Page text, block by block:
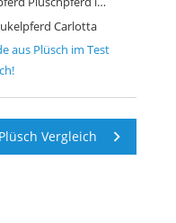
Carlotta
aus Plüsch im Test
Vergleich